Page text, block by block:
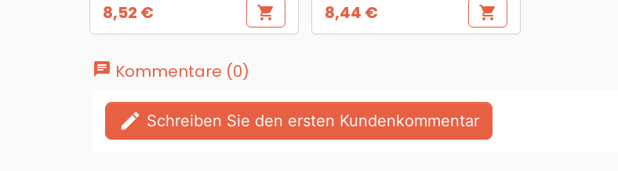
Preis
8,52 € shopping_cart Preis
8,44 € shopping_cart
chat Kommentare (0)
edit Schreiben Sie den ersten Kundenkommentar